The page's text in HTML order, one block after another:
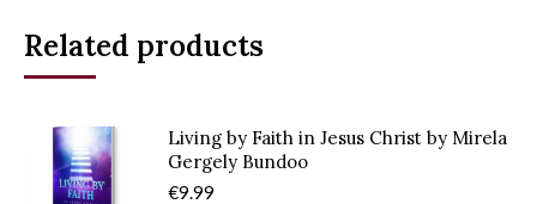
Related products
Living by Faith in Jesus Christ by Mirela
Gergely Bundoo
€9.99